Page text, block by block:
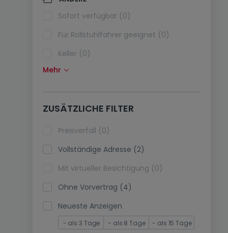
Klimaanlagen (0)
Glasfaser (0)
Sofort verfügbar (0)
Für Rollstuhlfahrer geeignet (0)
Keller (0)
Dachboden (0)
Fahrstuhl (0)
immobilienleibrente (0)
Ferienimmobilien (0)
Mehr
ZUSÄTZLICHE FILTER
Preisverfall (0)
Vollständige Adresse (2)
Mit virtueller Besichtigung (0)
Ohne Vorvertrag (4)
Neueste Anzeigen
- als 3 Tage - als 8 Tage - als 15 Tage